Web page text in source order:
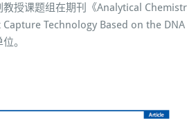
授课题组在期刊《Analytical
Technology Based on the
。